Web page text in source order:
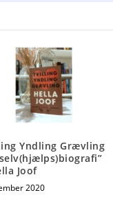
Yndling Grævling
Joof
2020